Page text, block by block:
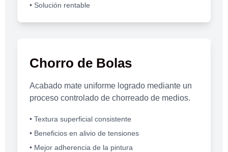
• Solución rentable
Chorro de Bolas
Acabado mate uniforme logrado mediante un
proceso controlado de chorreado de medios.
• Textura superficial consistente
• Beneficios en alivio de tensiones
• Mejor adherencia de la pintura